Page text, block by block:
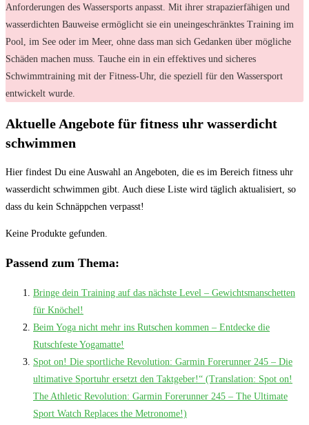
Anforderungen des Wassersports anpasst. Mit ihrer strapazierfähigen und
wasserdichten Bauweise ermöglicht sie ein uneingeschränktes Training im
Pool, im See oder im Meer, ohne dass man sich Gedanken über mögliche
Schäden machen muss. Tauche ein in ein effektives und sicheres
Schwimmtraining mit der Fitness-Uhr, die speziell für den Wassersport
entwickelt wurde.
Aktuelle Angebote‌ für fitness⁢ uhr ⁤wasserdicht
schwimmen
Hier findest Du eine​ Auswahl an Angeboten, die es im ​Bereich fitness uhr
wasserdicht schwimmen⁢ gibt.⁤ Auch ⁣diese⁢ Liste wird ⁣täglich aktualisiert, so
dass du kein‍ Schnäppchen verpasst!
Keine Produkte gefunden.
Passend zum Thema:
Bringe dein Training auf das nächste Level – Gewichtsmanschetten
für Knöchel!
Beim Yoga nicht mehr ins Rutschen kommen – Entdecke die
Rutschfeste Yogamatte!
Spot on! Die sportliche Revolution: Garmin Forerunner 245 – Die
ultimative Sportuhr ersetzt den Taktgeber!“ (Translation: Spot on!
The Athletic Revolution: Garmin Forerunner 245 – The Ultimate
Sport Watch Replaces the Metronome!)